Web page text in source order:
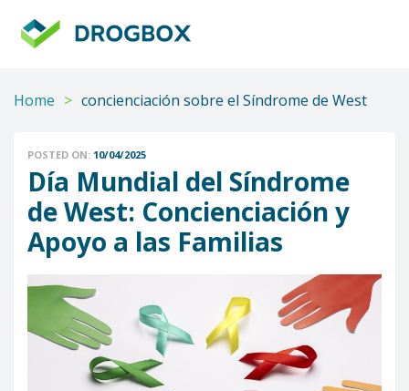
Home > concienciación sobre el Síndrome de West
POSTED ON: 10/04/2025
Día Mundial del Síndrome
de West: Concienciación y
Apoyo a las Familias